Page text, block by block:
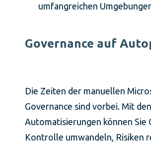
umfangreichen
Governance auf
Die Zeiten der manuellen
Governance sind vorbei. Mit
Automatisierungen können Sie
Kontrolle umwandeln, Risiken